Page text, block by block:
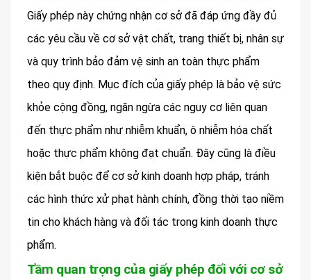
Giấy phép này chứng nhận cơ sở đã đáp ứng đầy đủ
các yêu cầu về cơ sở vật chất, trang thiết bị, nhân sự
và quy trình bảo đảm vệ sinh an toàn thực phẩm
theo quy định. Mục đích của giấy phép là bảo vệ sức
khỏe cộng đồng, ngăn ngừa các nguy cơ liên quan
đến thực phẩm như nhiễm khuẩn, ô nhiễm hóa chất
hoặc thực phẩm không đạt chuẩn. Đây cũng là điều
kiện bắt buộc để cơ sở kinh doanh hợp pháp, tránh
các hình thức xử phạt hành chính, đồng thời tạo niềm
tin cho khách hàng và đối tác trong kinh doanh thực
phẩm.
Tầm quan trọng của giấy phép đối với cơ sở